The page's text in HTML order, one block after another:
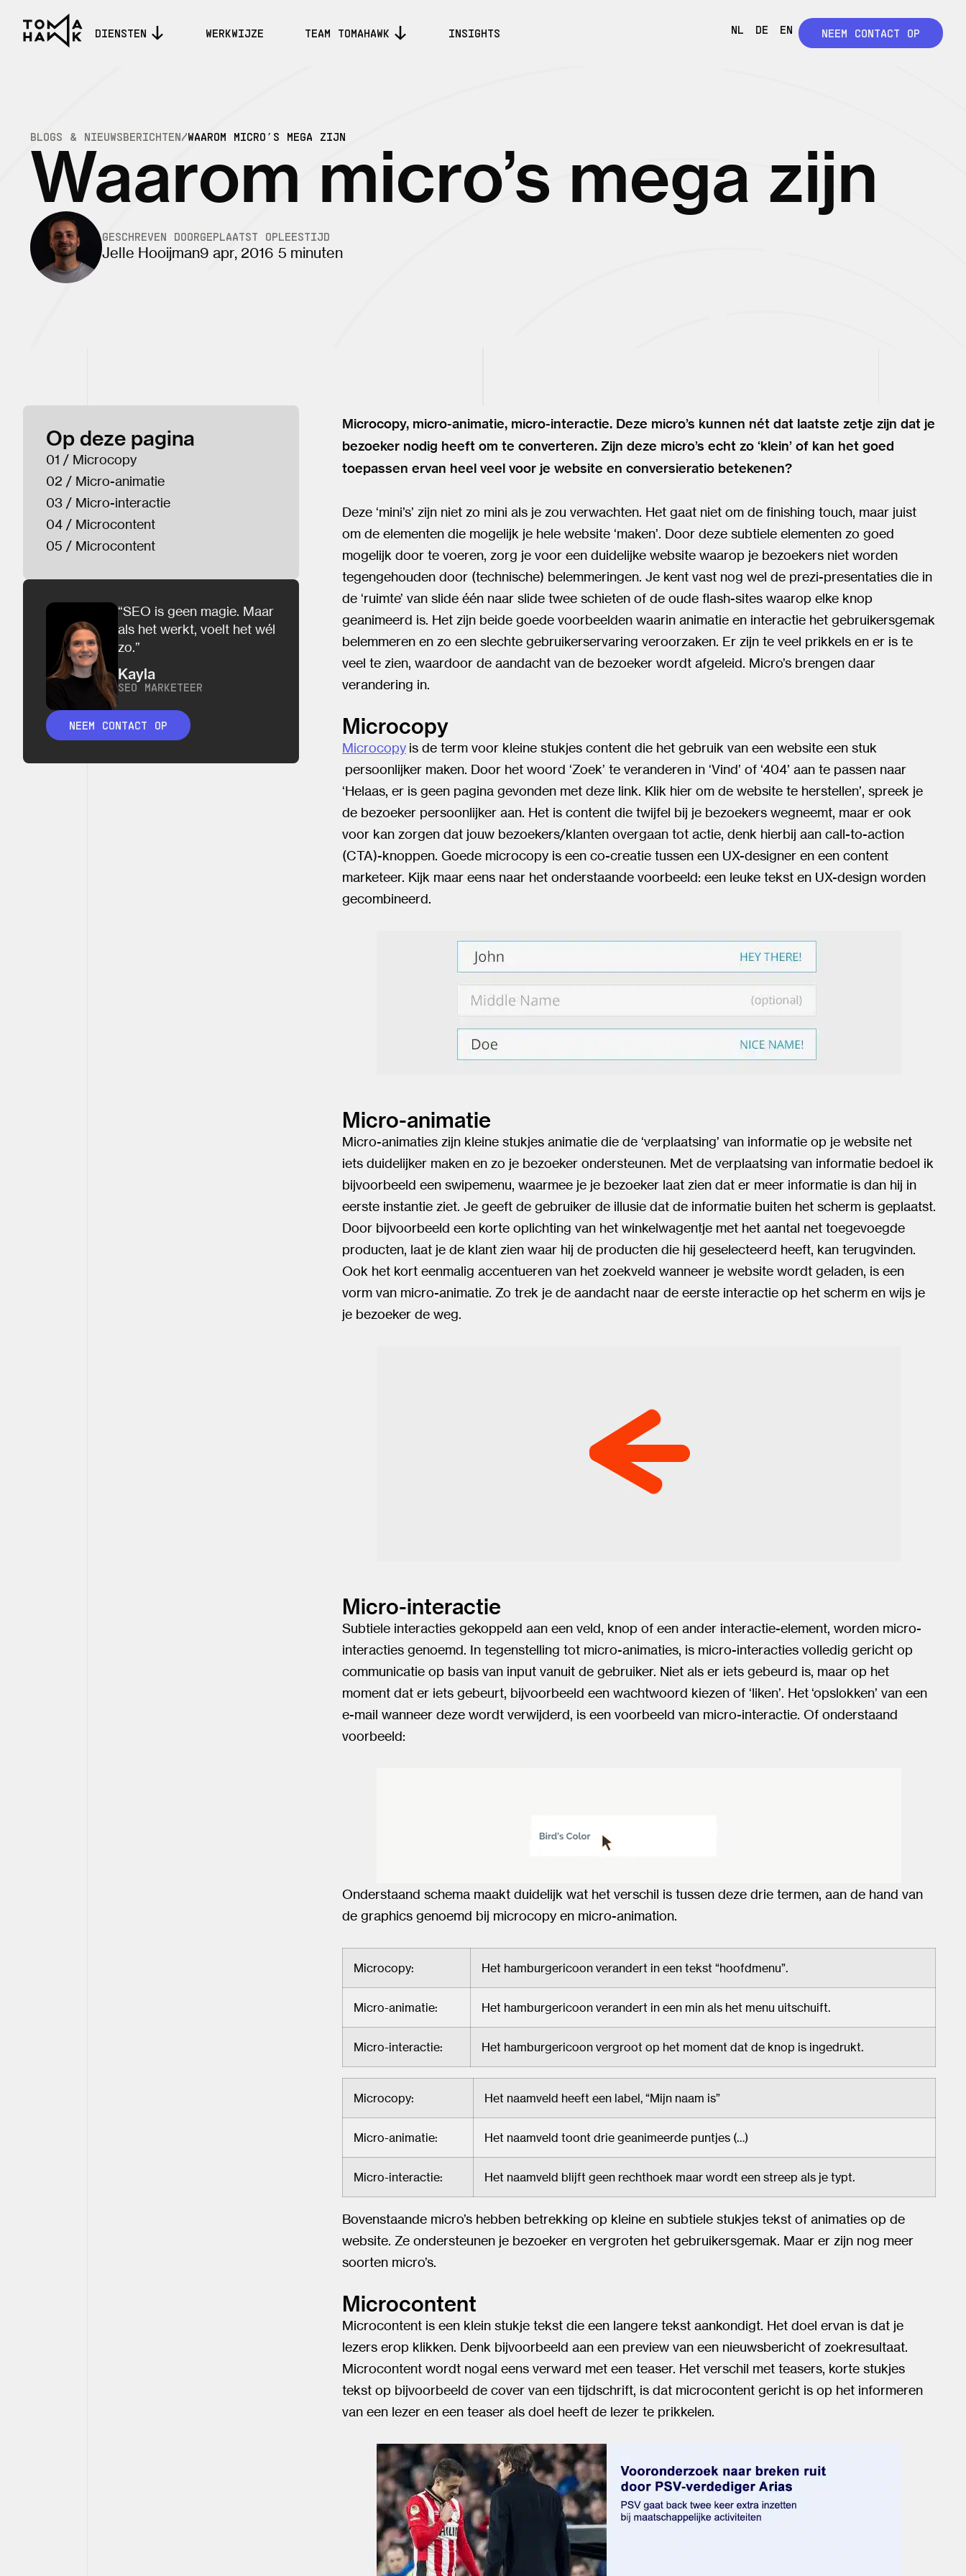
DIENSTEN WERKWIJZE TEAM TOMAHAWK INSIGHTS NL DE EN NEEM CONTACT OP
BLOGS & NIEUWSBERICHTEN/WAAROM MICRO’S MEGA ZIJN
Waarom micro’s mega zijn
GESCHREVEN DOOR
Jelle Hooijman
GEPLAATST OP
9 apr, 2016
LEESTIJD
5 minuten
Op deze pagina
01 / Microcopy
02 / Micro-animatie
03 / Micro-interactie
04 / Microcontent
05 / Microcontent
“SEO is geen magie. Maar
als het werkt, voelt het wél
zo.”
Kayla
SEO MARKETEER
NEEM CONTACT OP
Microcopy, micro-animatie, micro-interactie. Deze micro’s kunnen nét dat laatste zetje zijn dat je
bezoeker nodig heeft om te converteren. Zijn deze micro’s echt zo ‘klein’ of kan het goed
toepassen ervan heel veel voor je website en conversieratio betekenen?
Deze ‘mini’s’ zijn niet zo mini als je zou verwachten. Het gaat niet om de finishing touch, maar juist
om de elementen die mogelijk je hele website ‘maken’. Door deze subtiele elementen zo goed
mogelijk door te voeren, zorg je voor een duidelijke website waarop je bezoekers niet worden
tegengehouden door (technische) belemmeringen. Je kent vast nog wel de prezi-presentaties die in
de ‘ruimte’ van slide één naar slide twee schieten of de oude flash-sites waarop elke knop
geanimeerd is. Het zijn beide goede voorbeelden waarin animatie en interactie het gebruikersgemak
belemmeren en zo een slechte gebruikerservaring veroorzaken. Er zijn te veel prikkels en er is te
veel te zien, waardoor de aandacht van de bezoeker wordt afgeleid. Micro’s brengen daar
verandering in.
Microcopy
Microcopy is de term voor kleine stukjes content die het gebruik van een website een stuk
persoonlijker maken. Door het woord ‘Zoek’ te veranderen in ‘Vind’ of ‘404’ aan te passen naar
‘Helaas, er is geen pagina gevonden met deze link. Klik hier om de website te herstellen’, spreek je
de bezoeker persoonlijker aan. Het is content die twijfel bij je bezoekers wegneemt, maar er ook
voor kan zorgen dat jouw bezoekers/klanten overgaan tot actie, denk hierbij aan call-to-action
(CTA)-knoppen. Goede microcopy is een co-creatie tussen een UX-designer en een content
marketeer. Kijk maar eens naar het onderstaande voorbeeld: een leuke tekst en UX-design worden
gecombineerd.
Micro-animatie
Micro-animaties zijn kleine stukjes animatie die de ‘verplaatsing’ van informatie op je website net
iets duidelijker maken en zo je bezoeker ondersteunen. Met de verplaatsing van informatie bedoel ik
bijvoorbeeld een swipemenu, waarmee je je bezoeker laat zien dat er meer informatie is dan hij in
eerste instantie ziet. Je geeft de gebruiker de illusie dat de informatie buiten het scherm is geplaatst.
Door bijvoorbeeld een korte oplichting van het winkelwagentje met het aantal net toegevoegde
producten, laat je de klant zien waar hij de producten die hij geselecteerd heeft, kan terugvinden.
Ook het kort eenmalig accentueren van het zoekveld wanneer je website wordt geladen, is een
vorm van micro-animatie. Zo trek je de aandacht naar de eerste interactie op het scherm en wijs je
je bezoeker de weg.
Micro-interactie
Subtiele interacties gekoppeld aan een veld, knop of een ander interactie-element, worden micro-
interacties genoemd. In tegenstelling tot micro-animaties, is micro-interacties volledig gericht op
communicatie op basis van input vanuit de gebruiker. Niet als er iets gebeurd is, maar op het
moment dat er iets gebeurt, bijvoorbeeld een wachtwoord kiezen of ‘liken’. Het ‘opslokken’ van een
e-mail wanneer deze wordt verwijderd, is een voorbeeld van micro-interactie. Of onderstaand
voorbeeld:
Onderstaand schema maakt duidelijk wat het verschil is tussen deze drie termen, aan de hand van
de graphics genoemd bij microcopy en micro-animation.
Microcopy: Het hamburgericoon verandert in een tekst “hoofdmenu”.
Micro-animatie: Het hamburgericoon verandert in een min als het menu uitschuift.
Micro-interactie: Het hamburgericoon vergroot op het moment dat de knop is ingedrukt.
Microcopy: Het naamveld heeft een label, “Mijn naam is”
Micro-animatie: Het naamveld toont drie geanimeerde puntjes (…)
Micro-interactie: Het naamveld blijft geen rechthoek maar wordt een streep als je typt.
Bovenstaande micro’s hebben betrekking op kleine en subtiele stukjes tekst of animaties op de
website. Ze ondersteunen je bezoeker en vergroten het gebruikersgemak. Maar er zijn nog meer
soorten micro’s.
Microcontent
Microcontent is een klein stukje tekst die een langere tekst aankondigt. Het doel ervan is dat je
lezers erop klikken. Denk bijvoorbeeld aan een preview van een nieuwsbericht of zoekresultaat.
Microcontent wordt nogal eens verward met een teaser. Het verschil met teasers, korte stukjes
tekst op bijvoorbeeld de cover van een tijdschrift, is dat microcontent gericht is op het informeren
van een lezer en een teaser als doel heeft de lezer te prikkelen.